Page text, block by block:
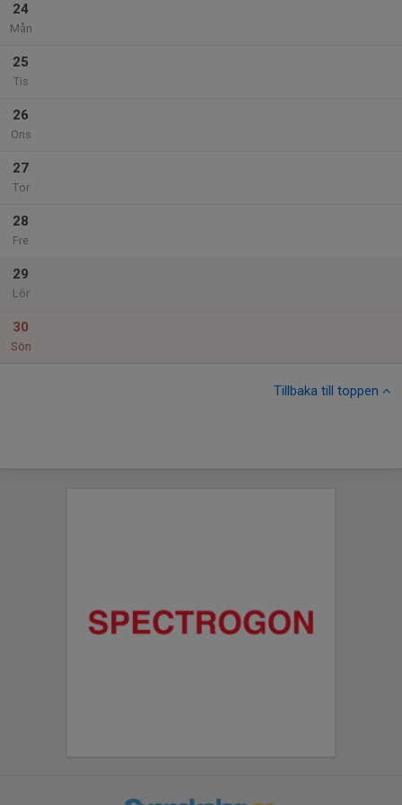
24
Mån
25
Tis
26
Ons
27
Tor
28
Fre
29
Lör
30
Sön
Tillbaka till toppen